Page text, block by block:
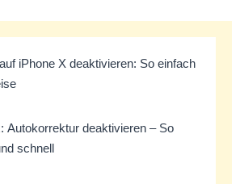
iPhone X deaktivieren: So einfach
Autokorrektur deaktivieren – So
schnell